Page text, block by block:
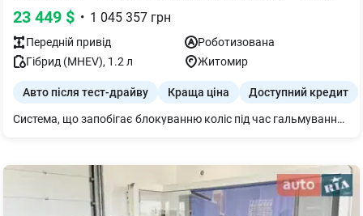
23 449 $ • 1 045 357 грн
Передній привід
Роботизована
Гібрид (MHEV), 1.2 л Житомир
Авто після тест-драйву Краща ціна Доступний кредит
Система, що запобігає блокуванню коліс під час гальмування (ABS) Розумний розподіл гальмівного зусилля між колесами (EBD) Допомога при екстреному гальмуванні для зменшення гальмівного шляху (AFU) Система, що запобігає проковзуванню коліс при розгоні (ASR) ESP - електронна система стабілізації + Hill Start Assist - система допомоги при рушанні на підйомі КОМФОРТ Електропідсилювач керма Регулювання рульової колонки по висоті і вильоту Клімат-контроль Сидіння водія, що регулюється по висоті Висока консоль з підлокітником і закритим відсіком для зберігання речей ОСВІТЛЕННЯ ТА ОГЛЯДОВІСТЬ Передні фари "Eco" LED LED денні ходові вогні Передні та задні датчики паркування + камера заднього огляду Асистент дальнього світла "High Beam assist" + Система автоматичного включення фар